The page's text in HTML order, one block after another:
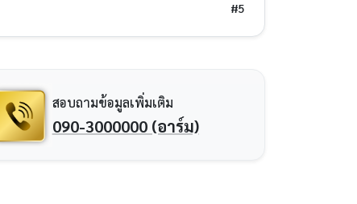
#5
สอบถามข้อมูลเพิ่มเติม
090-3000000 (อาร์ม)